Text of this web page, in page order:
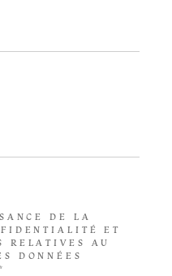
DE LA
ET
RELATIVES AU
DONNÉES